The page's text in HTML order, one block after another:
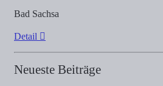
Bad Sachsa
Detail
Neueste Beiträge